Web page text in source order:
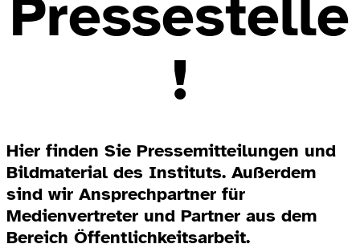
Pressestelle
!
Hier finden Sie Pressemitteilungen und
Bildmaterial des Instituts. Außerdem
sind wir Ansprechpartner für
Medienvertreter und Partner aus dem
Bereich Öffentlichkeitsarbeit.